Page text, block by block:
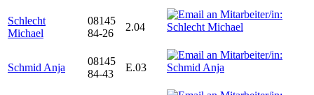
Schlecht
Michael
08145
84-26
2.04
Schmid Anja
08145
84-43
E.03